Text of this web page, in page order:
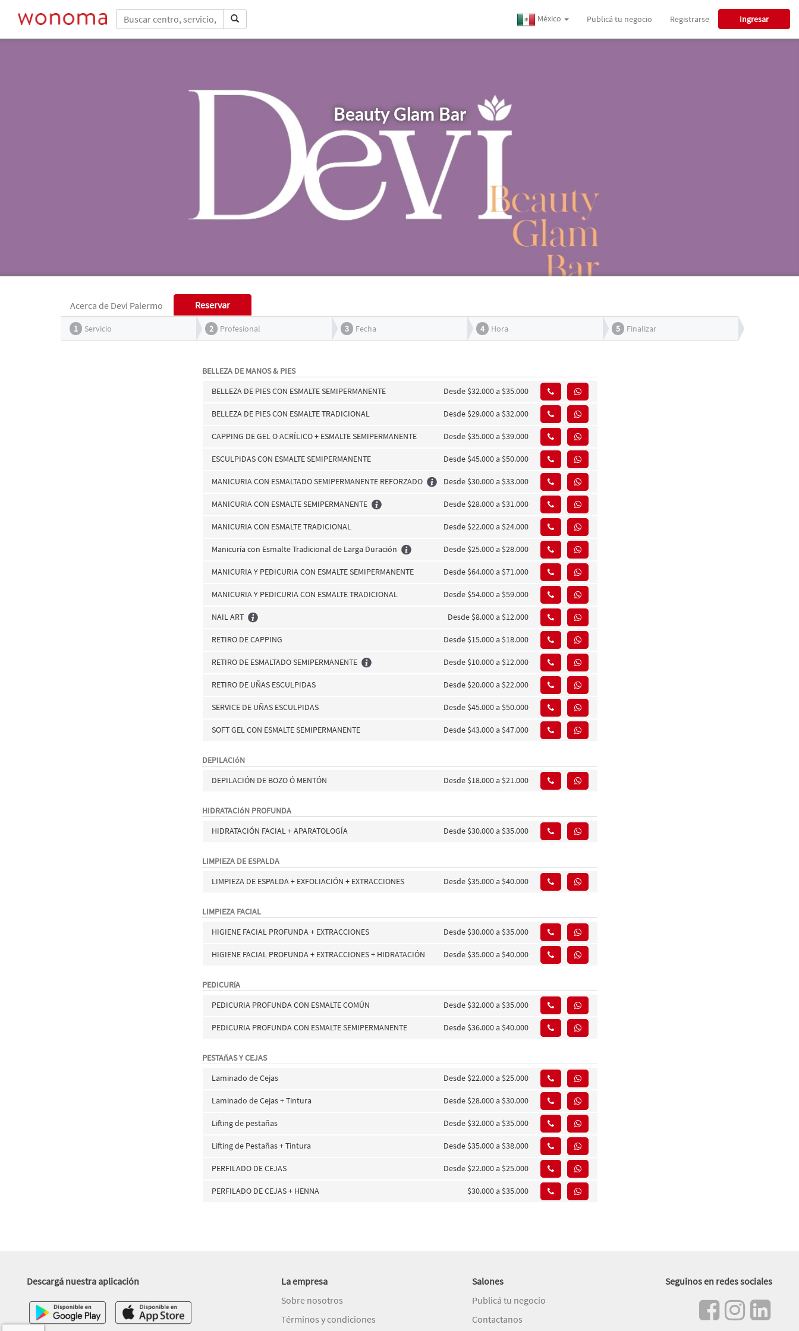
México Publicá tu negocio Registrarse Ingresar
Beauty Glam Bar
Acerca de Deví Palermo Reservar
1 Servicio 2 Profesional 3 Fecha 4 Hora 5 Finalizar
BELLEZA DE MANOS & PIES
BELLEZA DE PIES CON ESMALTE SEMIPERMANENTE
Desde $32.000 a $35.000
BELLEZA DE PIES CON ESMALTE TRADICIONAL Desde $29.000 a $32.000
CAPPING DE GEL O ACRÍLICO + ESMALTE SEMIPERMANENTE Desde $35.000 a $39.000
ESCULPIDAS CON ESMALTE SEMIPERMANENTE Desde $45.000 a $50.000
MANICURIA CON ESMALTADO SEMIPERMANENTE REFORZADO Desde $30.000 a $33.000
MANICURIA CON ESMALTE SEMIPERMANENTE Desde $28.000 a $31.000
MANICURIA CON ESMALTE TRADICIONAL Desde $22.000 a $24.000
Manicuría con Esmalte Tradicional de Larga Duración Desde $25.000 a $28.000
MANICURIA Y PEDICURIA CON ESMALTE SEMIPERMANENTE Desde $64.000 a $71.000
MANICURIA Y PEDICURIA CON ESMALTE TRADICIONAL Desde $54.000 a $59.000
NAIL ART Desde $8.000 a $12.000
RETIRO DE CAPPING Desde $15.000 a $18.000
RETIRO DE ESMALTADO SEMIPERMANENTE Desde $10.000 a $12.000
RETIRO DE UÑAS ESCULPIDAS Desde $20.000 a $22.000
SERVICE DE UÑAS ESCULPIDAS Desde $45.000 a $50.000
SOFT GEL CON ESMALTE SEMIPERMANENTE Desde $43.000 a $47.000
DEPILACIóN
DEPILACIÓN DE BOZO Ó MENTÓN
Desde $18.000 a $21.000
HIDRATACIóN PROFUNDA
HIDRATACIÓN FACIAL + APARATOLOGÍA
Desde $30.000 a $35.000
LIMPIEZA DE ESPALDA
LIMPIEZA DE ESPALDA + EXFOLIACIÓN + EXTRACCIONES
Desde $35.000 a $40.000
LIMPIEZA FACIAL
HIGIENE FACIAL PROFUNDA + EXTRACCIONES
Desde $30.000 a $35.000
HIGIENE FACIAL PROFUNDA + EXTRACCIONES + HIDRATACIÓN Desde $35.000 a $40.000
PEDICURíA
PEDICURIA PROFUNDA CON ESMALTE COMÚN
Desde $32.000 a $35.000
PEDICURIA PROFUNDA CON ESMALTE SEMIPERMANENTE Desde $36.000 a $40.000
PESTAñAS Y CEJAS
Laminado de Cejas
Desde $22.000 a $25.000
Laminado de Cejas + Tintura Desde $28.000 a $30.000
Lifting de pestañas Desde $32.000 a $35.000
Lifting de Pestañas + Tintura Desde $35.000 a $38.000
PERFILADO DE CEJAS Desde $22.000 a $25.000
PERFILADO DE CEJAS + HENNA $30.000 a $35.000
Descargá nuestra aplicación
La empresa
Sobre nosotros
Términos y condiciones
Salones
Publicá tu negocio
Contactanos
Seguinos en redes sociales